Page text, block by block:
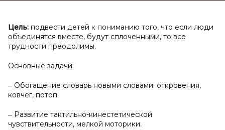
Цель: подвести детей к пониманию того, что если люди
объединятся вместе, будут сплоченными, то все
трудности преодолимы.
Основные задачи:
‒ Обогащение словарь новыми словами: откровения,
ковчег, потоп.
‒ Развитие тактильно-кинестетической
чувствительности, мелкой моторики.